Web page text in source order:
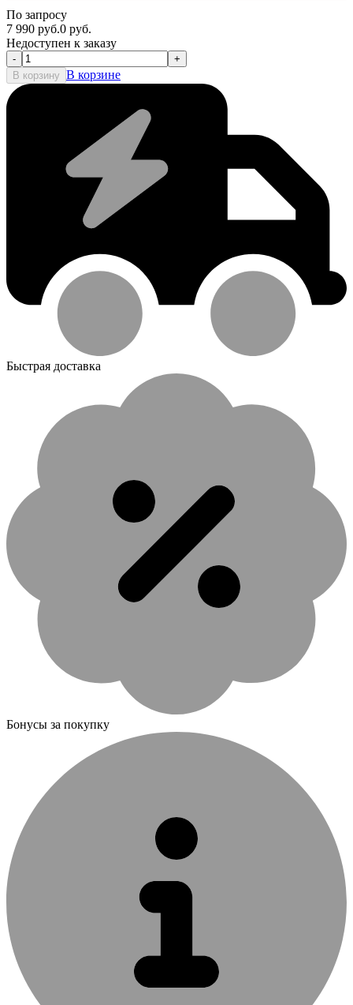
По запросу
7 990 руб.0 руб.
Недоступен к заказу
-
+
В корзину В корзине
Быстрая доставка
Бонусы за покупку